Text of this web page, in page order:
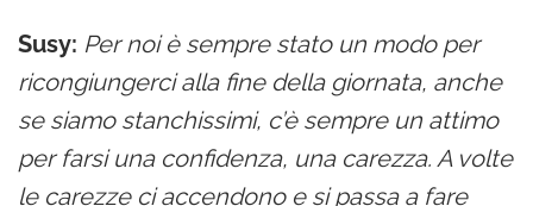
Susy: Per noi è sempre stato un modo per
ricongiungerci alla fine della giornata, anche
se siamo stanchissimi, c’è sempre un attimo
per farsi una confidenza, una carezza. A volte
le carezze ci accendono e si passa a fare